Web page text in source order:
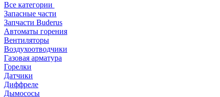
Все категории
Запасные части
Запчасти Buderus
Автоматы горения
Вентиляторы
Воздухоотводчики
Газовая арматура
Горелки
Датчики
Диффреле
Дымососы